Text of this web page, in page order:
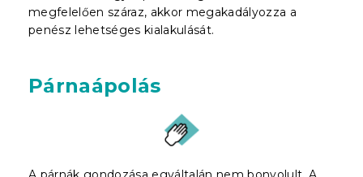
megfelelően száraz, akkor megakadályozza a
penész lehetséges kialakulását.
Párnaápolás